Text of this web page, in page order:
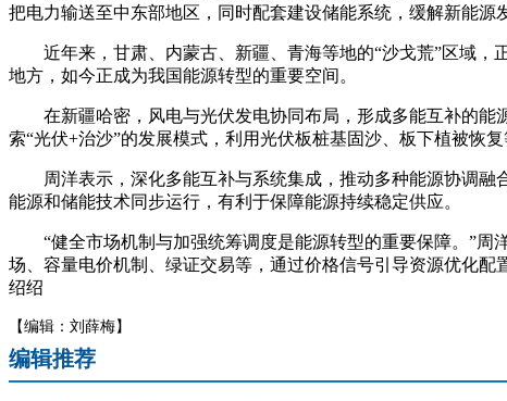
把电力输送至中东部地区，同时配套建设储能系统，缓解新能源
近年来，甘肃、内蒙古、新疆、青海等地的“沙戈荒”区域，
地方，如今正成为我国能源转型的重要空间。
在新疆哈密，风电与光伏发电协同布局，形成多能互补的能
索“光伏+治沙”的发展模式，利用光伏板桩基固沙、板下植被恢
周洋表示，深化多能互补与系统集成，推动多种能源协调融
能源和储能技术同步运行，有利于保障能源持续稳定供应。
“健全市场机制与加强统筹调度是能源转型的重要保障。”周
场、容量电价机制、绿证交易等，通过价格信号引导资源优化
绍绍
【编辑：刘薛梅】
编辑推荐